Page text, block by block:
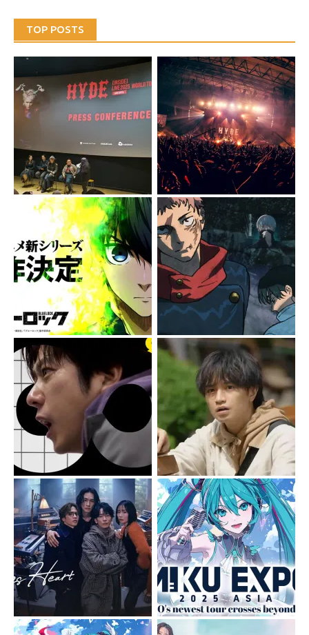
TOP POSTS